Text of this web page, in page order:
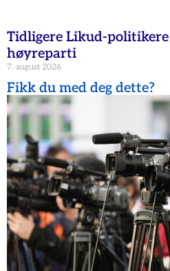
Tidligere Likud-
høyreparti
7. august 2026
Fikk du med deg dette?